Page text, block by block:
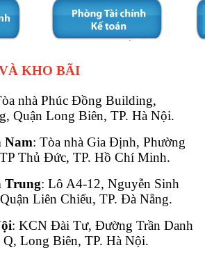
KHO BÃI
nhà Phúc Đồng Building,
Quận Long Biên, TP. Hà Nội.
Nam: Tòa nhà Gia Định, Phường
Thủ Đức, TP. Hồ Chí Minh.
Trung: Lô A4-12, Nguyễn Sinh
Liên Chiểu, TP. Đà Nẵng.
: KCN Đài Tư, Đường Trần Danh
Long Biên, TP. Hà Nội.